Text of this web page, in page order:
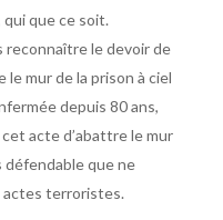
qui que ce soit.
reconnaître le devoir de
le mur de la prison à ciel
depuis 80 ans,
acte d’abattre le mur
défendable que ne
actes terroristes.